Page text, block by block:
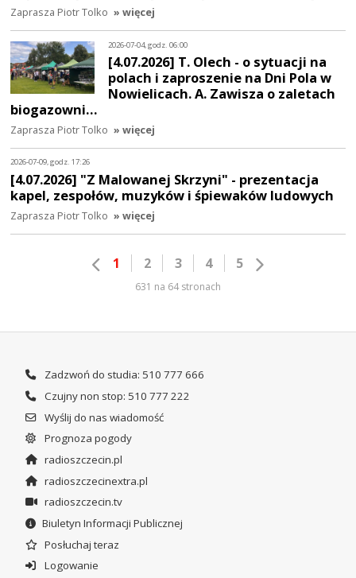
Zaprasza Piotr Tolko » więcej
2026-07-04, godz. 06:00
[4.07.2026] T. Olech - o sytuacji na
polach i zaproszenie na Dni Pola w
Nowielicach. A. Zawisza o zaletach
biogazowni…
Zaprasza Piotr Tolko » więcej
2026-07-09, godz. 17:26
[4.07.2026] "Z Malowanej Skrzyni" - prezentacja
kapel, zespołów, muzyków i śpiewaków ludowych
Zaprasza Piotr Tolko » więcej
1 2 3 4 5
631 na 64 stronach
Zadzwoń do studia: 510 777 666
Czujny non stop: 510 777 222
Wyślij do nas wiadomość
Prognoza pogody
radioszczecin.pl
radioszczecinextra.pl
radioszczecin.tv
Biuletyn Informacji Publicznej
Posłuchaj teraz
Logowanie